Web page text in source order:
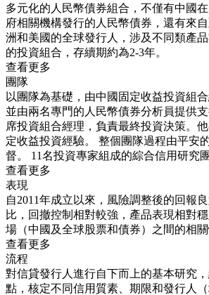
多元化的人民幣債券組合，不僅有中國
府相關機構發行的人民幣債券，還有來
洲和美國的全球發行人，涉及不同類產
的投資組合，存續期約為2-3年。
查看更多
團隊
以團隊為基礎，由中國固定收益投資組
並由兩名專門的人民幣債券分析員提供
席投資組合經理，負責最終投資決策。
定收益投資經驗。 整個團隊過程由平安
督。 11名投資專家組成的綜合信用研究
查看更多
表現
自2011年成立以來，風險調整後的回報
比，回撤控制相對較強，產品表現相對
場（中國及全球股票和債券）之間的相關
查看更多
流程
對信貸發行人進行自下而上的基本研究
點，核定不同信用質素、期限和發行人